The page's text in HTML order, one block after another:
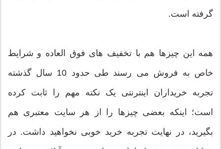
گرفته است.
همه این چیزها هم با تخفیف های فوق العاده و شرایط
خاص به فروش می رسند طی حدود 10 سال گذشته
تجربه خریداران اینترنتی یک نکته مهم را ثابت کرده
است؛ اینکه بعضی چیزها را از هر سایت معتبری هم
بگیرید، در نهایت تجربه خرید خوبی نخواهید داشت. در